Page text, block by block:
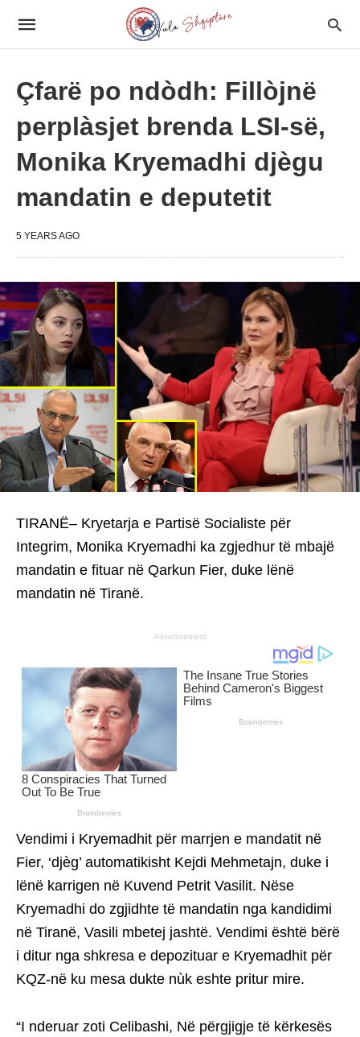
Çfarë po ndòdh: Fillòjnë
perplàsjet brenda LSI-së,
Monika Kryemadhi djègu
mandatin e deputetit
5 YEARS AGO
TIRANË– Kryetarja e Partisë Socialiste për
Integrim, Monika Kryemadhi ka zgjedhur të mbajë
mandatin e fituar në Qarkun Fier, duke lënë
mandatin në Tiranë.
Advertisement
Vendimi i Kryemadhit për marrjen e mandatit në
Fier, ‘djèg’ automatikisht Kejdi Mehmetajn, duke i
lënë karrigen në Kuvend Petrit Vasilit. Nëse
Kryemadhi do zgjidhte të mandatin nga kandidimi
në Tiranë, Vasili mbetej jashtë. Vendimi është bërë
i ditur nga shkresa e depozituar e Kryemadhit për
KQZ-në ku mesa dukte nùk eshte pritur mire.
“I nderuar zoti Celibashi, Në përgjigje të kërkesës